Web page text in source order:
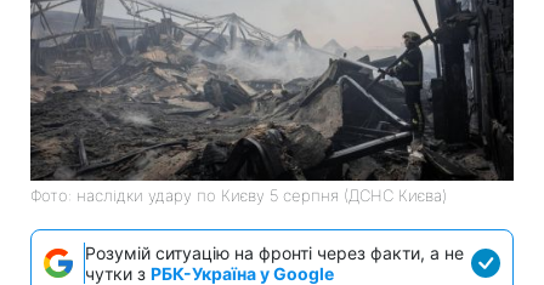
Фото: наслідки удару по Києву 5 серпня (ДСНС Києва)
Розумій ситуацію на фронті через факти, а не
чутки з РБК-Україна у Google